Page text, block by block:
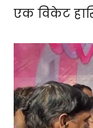
एक विकेट